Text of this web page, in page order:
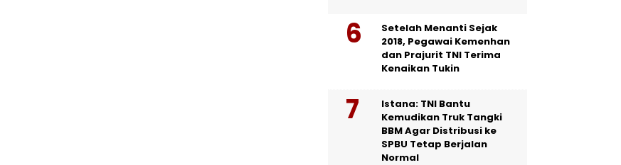
Setelah Menanti Sejak
2018, Pegawai Kemenhan
dan Prajurit TNI Terima
Kenaikan Tukin
Istana: TNI Bantu
Kemudikan Truk Tangki
BBM Agar Distribusi ke
SPBU Tetap Berjalan
Normal